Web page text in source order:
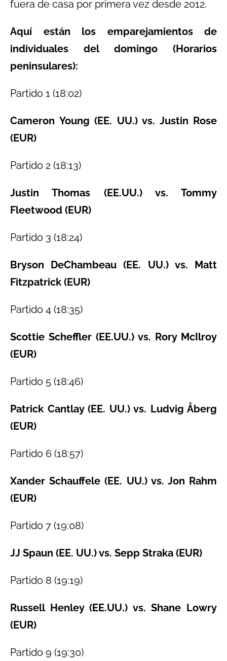
fuera de casa por primera vez desde 2012.
Aquí están los emparejamientos de
individuales del domingo (Horarios
peninsulares):
Partido 1 (18:02)
Cameron Young (EE. UU.) vs. Justin Rose
(EUR)
Partido 2 (18:13)
Justin Thomas (EE.UU.) vs. Tommy
Fleetwood (EUR)
Partido 3 (18:24)
Bryson DeChambeau (EE. UU.) vs. Matt
Fitzpatrick (EUR)
Partido 4 (18:35)
Scottie Scheffler (EE.UU.) vs. Rory McIlroy
(EUR)
Partido 5 (18:46)
Patrick Cantlay (EE. UU.) vs. Ludvig Åberg
(EUR)
Partido 6 (18:57)
Xander Schauffele (EE. UU.) vs. Jon Rahm
(EUR)
Partido 7 (19:08)
JJ Spaun (EE. UU.) vs. Sepp Straka (EUR)
Partido 8 (19:19)
Russell Henley (EE.UU.) vs. Shane Lowry
(EUR)
Partido 9 (19:30)